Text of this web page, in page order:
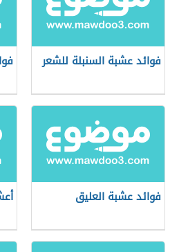
فوائد عشبة السنبلة للشعر
فوائد عشبة العليق